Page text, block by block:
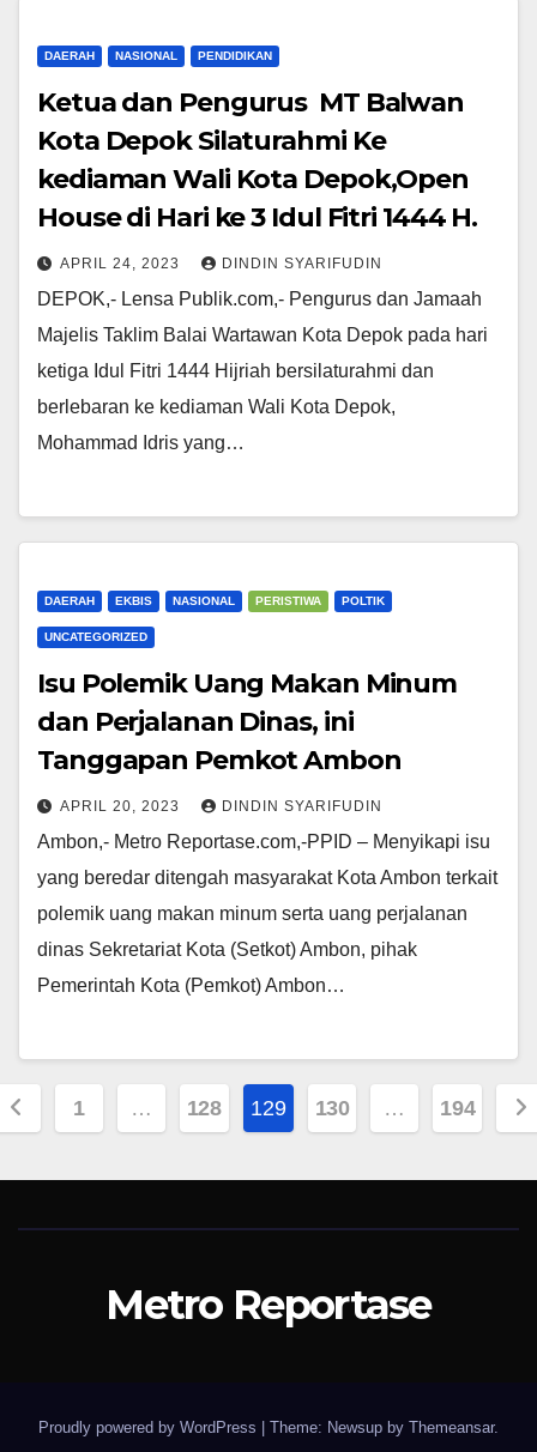
DAERAH NASIONAL PENDIDIKAN
Ketua dan Pengurus MT Balwan
Kota Depok Silaturahmi Ke
kediaman Wali Kota Depok,Open
House di Hari ke 3 Idul Fitri 1444 H.
APRIL 24, 2023 DINDIN SYARIFUDIN
DEPOK,- Lensa Publik.com,- Pengurus dan Jamaah
Majelis Taklim Balai Wartawan Kota Depok pada hari
ketiga Idul Fitri 1444 Hijriah bersilaturahmi dan
berlebaran ke kediaman Wali Kota Depok,
Mohammad Idris yang…
DAERAH EKBIS NASIONAL PERISTIWA POLTIK
UNCATEGORIZED
Isu Polemik Uang Makan Minum
dan Perjalanan Dinas, ini
Tanggapan Pemkot Ambon
APRIL 20, 2023 DINDIN SYARIFUDIN
Ambon,- Metro Reportase.com,-PPID – Menyikapi isu
yang beredar ditengah masyarakat Kota Ambon terkait
polemik uang makan minum serta uang perjalanan
dinas Sekretariat Kota (Setkot) Ambon, pihak
Pemerintah Kota (Pemkot) Ambon…
1 … 128 129 130 … 194
Metro Reportase
Proudly powered by WordPress Theme: Newsup by Themeansar.